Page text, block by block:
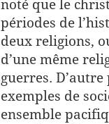
noté que le
périodes de
deux religions,
d’une même
guerres.
exemples de
ensemble